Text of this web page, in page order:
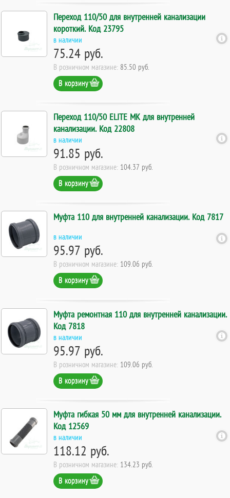
Переход 110/50 для внутренней канализации
короткий. Код 23795
в наличии
75.24 руб.
В розничном магазине: 85.50 руб.
В корзину
Переход 110/50 ELITE МК для внутренней
канализации. Код 22808
в наличии
91.85 руб.
В розничном магазине: 104.37 руб.
В корзину
Муфта 110 для внутренней канализации. Код 7817
в наличии
95.97 руб.
В розничном магазине: 109.06 руб.
В корзину
Муфта ремонтная 110 для внутренней канализации.
Код 7818
в наличии
95.97 руб.
В розничном магазине: 109.06 руб.
В корзину
Муфта гибкая 50 мм для внутренней канализации.
Код 12569
в наличии
118.12 руб.
В розничном магазине: 134.23 руб.
В корзину